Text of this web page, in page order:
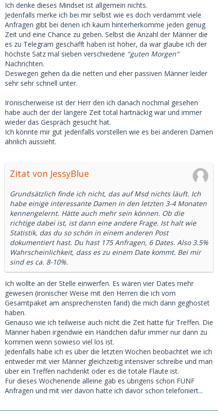
Ich denke dieses Mindset ist allgemein nichts.
Jedenfalls merke ich bei mir selbst wie es doch verdammt viele
Anfragen gibt bei denen ich kaum hinterherkomme jeden genug
Zeit und eine Chance zu geben. Selbst die Anzahl der Männer die
es zu Telegram geschafft haben ist höher, da war glaube ich der
höchste Satz mal sieben verschiedene "guten Morgen"
Nachrichten.
Deswegen gehen da die netten und eher passiven Männer leider
sehr sehr schnell unter.
Ironischerweise ist der Herr den ich danach nochmal gesehen
habe auch der der längere Zeit total hartnäckig war und immer
wieder das Gespräch gesucht hat.
Ich könnte mir gut jedenfalls vorstellen wie es bei anderen Damen
ähnlich aussieht.
Zitat von JessyBlue
Grundsätzlich finde ich nicht, das auf Msd nichts läuft. Ich
habe einige interessante Damen in den letzten 3-4 Monaten
kennengelernt. Hätte auch mehr sein können. Ob die
richtige dabei ist, ist dann eine andere Frage. Ist halt wie
Statistik, das du so schön in einem anderen Post
dokumentiert hast. Du hast 175 Anfragen, 6 Dates. Also 3.5%
Wahrscheinlichkeit, dass es zu einem Date kommt. Bei mir
sind es ca. 8-10%.
Ich wollte an der Stelle einwerfen. Es wären vier Dates mehr
gewesen (ironischer Weise mit den Herren die ich vom
Gesamtpaket am ansprechensten fand) die mich dann geghostet
haben.
Genauso wie ich teilweise auch nicht die Zeit hatte für Treffen. Die
Männer haben irgendwie ein Händchen dafür immer nur dann zu
kommen wenn sowieso viel los ist.
Jedenfalls habe ich es über die letzten Wochen beobachtet wie ich
entweder mit vier Männer gleichzeitig intensiver schreibe und man
über ein Treffen nachdenkt oder es die totale Flaute ist.
Für dieses Wochenende alleine gab es übrigens schon FÜNF
Anfragen und mit vier davon hatte ich davor schon telefoniert...